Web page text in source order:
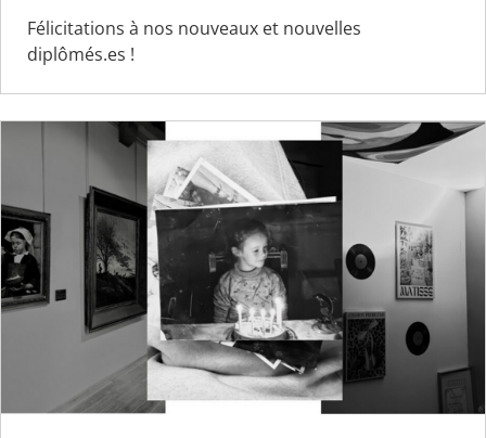
Félicitations à nos nouveaux et nouvelles
diplômés.es !